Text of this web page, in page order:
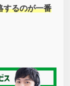
するのが一番